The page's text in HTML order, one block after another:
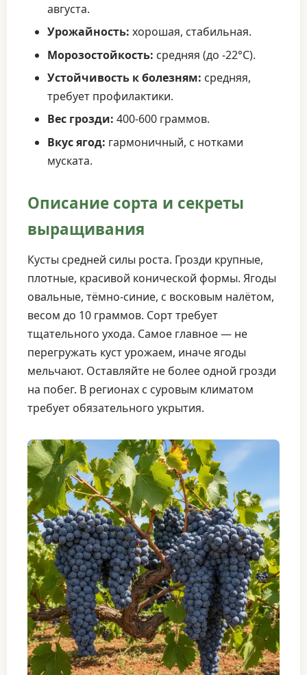
августа.
Урожайность: хорошая, стабильная.
Морозостойкость: средняя (до -22°C).
Устойчивость к болезням: средняя,
требует профилактики.
Вес грозди: 400-600 граммов.
Вкус ягод: гармоничный, с нотками
муската.
Описание сорта и секреты
выращивания
Кусты средней силы роста. Грозди крупные,
плотные, красивой конической формы. Ягоды
овальные, тёмно-синие, с восковым налётом,
весом до 10 граммов. Сорт требует
тщательного ухода. Самое главное — не
перегружать куст урожаем, иначе ягоды
мельчают. Оставляйте не более одной грозди
на побег. В регионах с суровым климатом
требует обязательного укрытия.